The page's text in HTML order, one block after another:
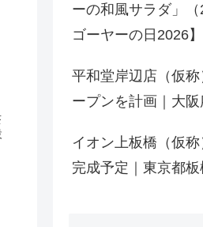
ーの和風サラダ」
ゴーヤーの日2026】
平和堂岸辺店（仮
ープンを計画｜大
イオン上板橋（仮
完成予定｜東京都板